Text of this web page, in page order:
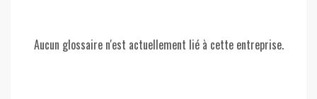
Aucun glossaire n'est actuellement lié à cette entreprise.